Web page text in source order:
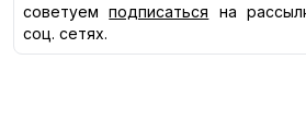
советуем
подписаться
на
соц. сетях.